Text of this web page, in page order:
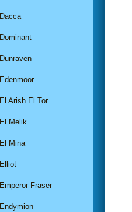
Dacca
Dominant
Dunraven
Edenmoor
El Arish El Tor
El Melik
El Mina
Elliot
Emperor Fraser
Endymion